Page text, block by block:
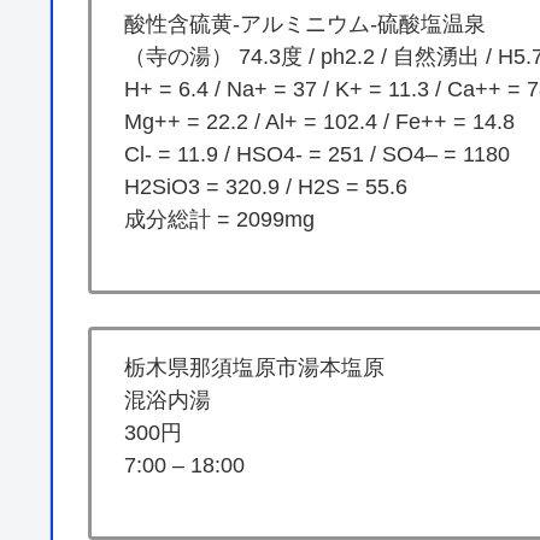
酸性含硫黄-アルミニウム-硫酸塩温泉
（寺の湯） 74.3度 / ph2.2 / 自然湧出 /
H+ = 6.4 / Na+ = 37 / K+ = 11.3 / Ca++ =
Mg++ = 22.2 / Al+ = 102.4 / Fe++ = 14.8
Cl- = 11.9 / HSO4- = 251 / SO4– = 1180
H2SiO3 = 320.9 / H2S = 55.6
成分総計 = 2099mg
栃木県那須塩原市湯本塩原
混浴内湯
300円
7:00 – 18:00